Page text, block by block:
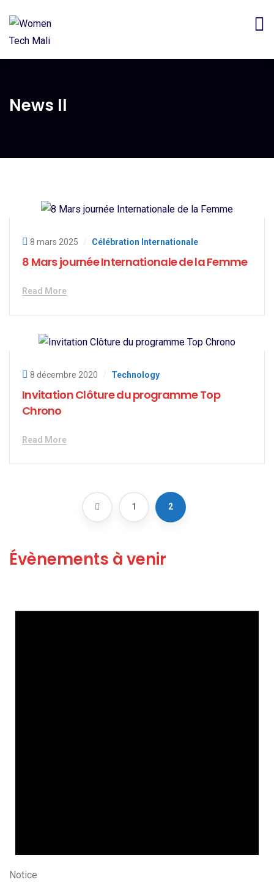
News II
8 mars 2025 Célébration Internationale
8 Mars journée Internationale de la Femme
Read More
8 décembre 2020 Technology
Invitation Clôture du programme Top
Chrono
Read More
1 2
Évènements à venir
Notice